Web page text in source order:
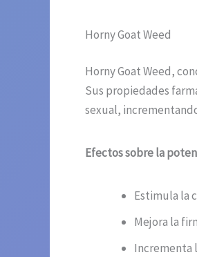
Horny Goat Weed
Horny Goat Weed,
Sus propiedades
sexual,
Efectos sobre la
Estimula la
Mejora la
Incrementa